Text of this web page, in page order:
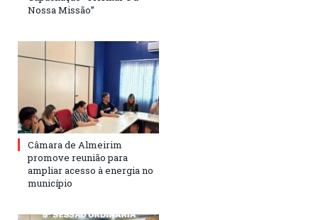
Nossa Missão”
Câmara de Almeirim
promove reunião para
ampliar acesso à energia no
município